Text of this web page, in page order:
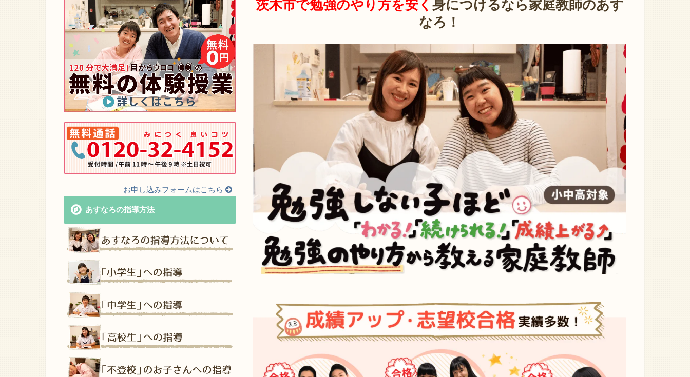
茨木市で勉強のやり方を安く 身につけるなら家庭教師のあす
なろ！
お申し込みフォームはこちら
あすなろの指導方法